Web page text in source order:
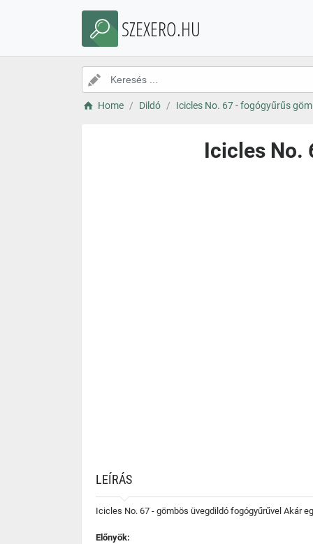
SZEXERO.HU
Home Dildó Icicles No. 67 - fogógyűrűs
Icicles No.
LEÍRÁS
Icicles No. 67 - gömbös üvegdildó fogógyűrűvel Akár
Előnyök: